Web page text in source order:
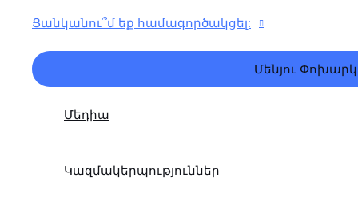
Ցանկանու՞մ եք համագործակցել:
Մենյու
Մեդիա
Կազմակերպություններ